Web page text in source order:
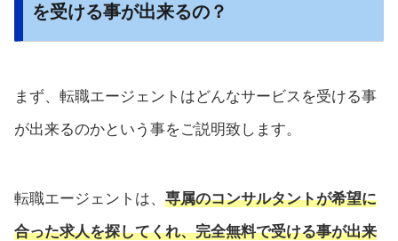
を受ける事が出来るの？
まず、転職エージェントはどんなサービスを受ける事
が出来るのかという事をご説明致します。
転職エージェントは、 専属のコンサルタントが希望に
合った求人を探してくれ、完全無料で受ける事が出来